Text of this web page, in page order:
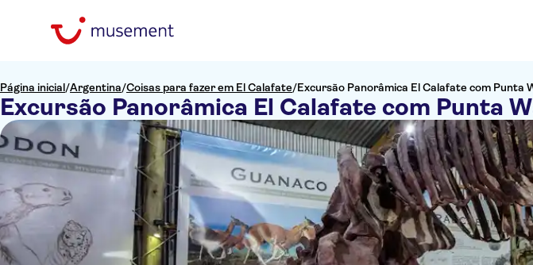
Página inicial/Argentina/Coisas para fazer em El Calafate/Excursão Panorâmica El Calafate com Punta
Excursão Panorâmica El Calafate com Punta